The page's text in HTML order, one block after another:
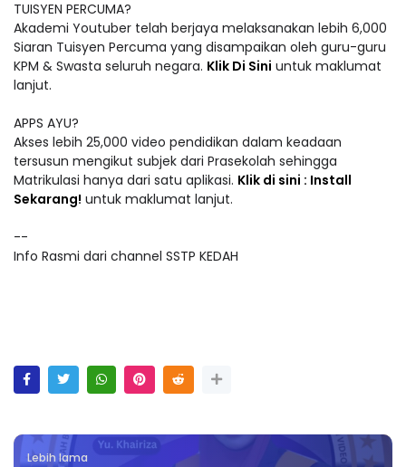
TUISYEN PERCUMA?
Akademi Youtuber telah berjaya melaksanakan lebih 6,000
Siaran Tuisyen Percuma yang disampaikan oleh guru-guru
KPM & Swasta seluruh negara. Klik Di Sini untuk maklumat
lanjut.
APPS AYU?
Akses lebih 25,000 video pendidikan dalam keadaan
tersusun mengikut subjek dari Prasekolah sehingga
Matrikulasi hanya dari satu aplikasi. Klik di sini : Install
Sekarang! untuk maklumat lanjut.
--
Info Rasmi dari channel SSTP KEDAH
Lebih lama